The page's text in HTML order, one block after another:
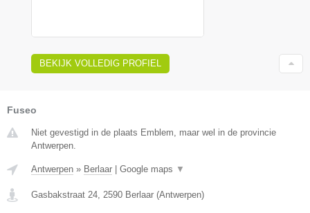
BEKIJK VOLLEDIG PROFIEL
Fuseo
Niet gevestigd in de plaats Emblem, maar wel in de provincie
Antwerpen.
Antwerpen » Berlaar Google maps ▼
Gasbakstraat 24, 2590 Berlaar (Antwerpen)